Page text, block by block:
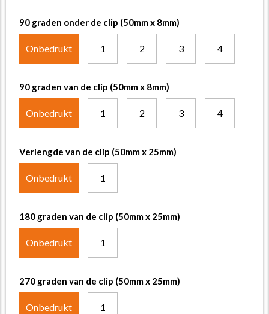
90 graden onder de clip (50mm x 8mm)
Onbedrukt 1 2 3 4
90 graden van de clip (50mm x 8mm)
Onbedrukt 1 2 3 4
Verlengde van de clip (50mm x 25mm)
Onbedrukt 1
180 graden van de clip (50mm x 25mm)
Onbedrukt 1
270 graden van de clip (50mm x 25mm)
Onbedrukt 1